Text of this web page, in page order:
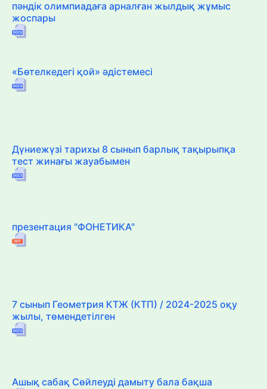
пәндік олимпиадаға арналған жылдық жұмыс
жоспары
«Бөтелкедегі қой» әдістемесі
Дүниежүзі тарихы 8 сынып барлық тақырыпқа
тест жинағы жауабымен
презентация "ФОНЕТИКА"
7 сынып Геометрия КТЖ (КТП) / 2024-2025 оқу
жылы, төмендетілген
Ашық сабақ Сөйлеуді дамыту бала бақша